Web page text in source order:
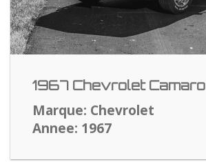
1967 Chevrolet Camaro
Marque: Chevrolet
Annee: 1967